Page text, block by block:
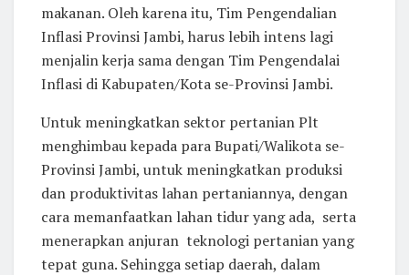
makanan. Oleh karena itu, Tim Pengendalian
Inflasi Provinsi Jambi, harus lebih intens lagi
menjalin kerja sama dengan Tim Pengendalai
Inflasi di Kabupaten/Kota se-Provinsi Jambi.
Untuk meningkatkan sektor pertanian Plt
menghimbau kepada para Bupati/Walikota se-
Provinsi Jambi, untuk meningkatkan produksi
dan produktivitas lahan pertaniannya, dengan
cara memanfaatkan lahan tidur yang ada, serta
menerapkan anjuran teknologi pertanian yang
tepat guna. Sehingga setiap daerah, dalam